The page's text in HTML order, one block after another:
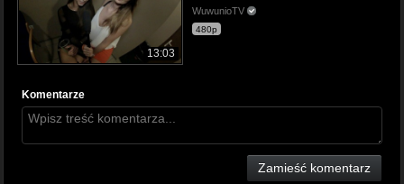
13:03
WuwunioTV
480p
Komentarze
Zamieść komentarz